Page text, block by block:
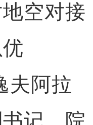
空对接
夫阿拉
记、院